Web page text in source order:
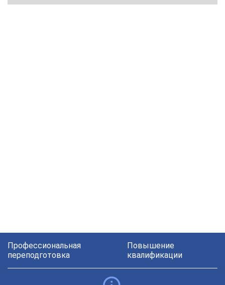
Профессиональная
переподготовка
Повышение
квалификации